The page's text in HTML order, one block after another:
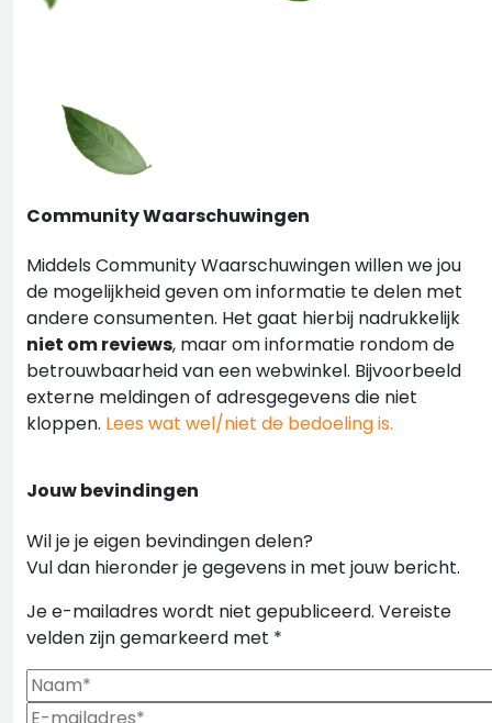
Community Waarschuwingen
Middels Community Waarschuwingen willen we jou
de mogelijkheid geven om informatie te delen met
andere consumenten. Het gaat hierbij nadrukkelijk
niet om reviews, maar om informatie rondom de
betrouwbaarheid van een webwinkel. Bijvoorbeeld
externe meldingen of adresgegevens die niet
kloppen. Lees wat wel/niet de bedoeling is.
Jouw bevindingen
Wil je je eigen bevindingen delen?
Vul dan hieronder je gegevens in met jouw bericht.
Je e-mailadres wordt niet gepubliceerd. Vereiste
velden zijn gemarkeerd met *